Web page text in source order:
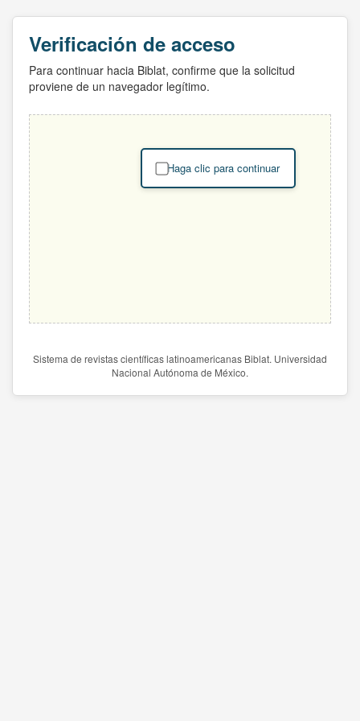
Verificación de acceso
Para continuar hacia Biblat, confirme que la solicitud
proviene de un navegador legítimo.
Haga clic para continuar
Sistema de revistas científicas latinoamericanas Biblat. Universidad
Nacional Autónoma de México.